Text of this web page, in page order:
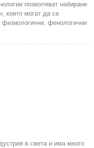
позволяват набиране
които могат да се
фенологични
в света и има много